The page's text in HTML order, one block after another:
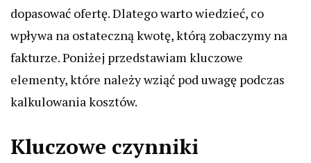
dopasować ofertę. Dlatego warto wiedzieć, co
wpływa na ostateczną kwotę, którą zobaczymy na
fakturze. Poniżej przedstawiam kluczowe
elementy, które należy wziąć pod uwagę podczas
kalkulowania kosztów.
Kluczowe czynniki